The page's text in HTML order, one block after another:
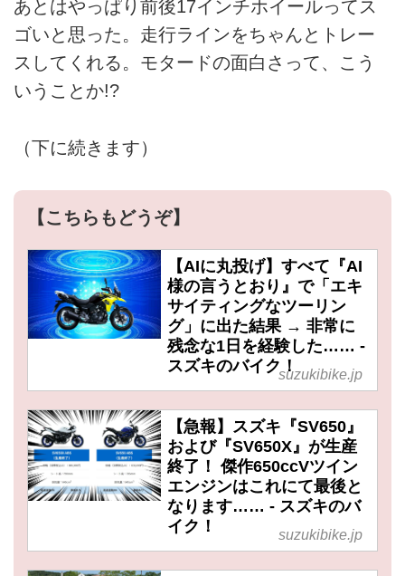
あとはやっぱり前後17インチホイールってス
ゴいと思った。走行ラインをちゃんとトレー
スしてくれる。モタードの面白さって、こう
いうことか!?
（下に続きます）
【こちらもどうぞ】
【AIに丸投げ】すべて『AI
様の言うとおり』で「エキ
サイティングなツーリン
グ」に出た結果 → 非常に
残念な1日を経験した…… -
スズキのバイク！suzukibike.jp
【急報】スズキ『SV650』
および『SV650X』が生産
終了！ 傑作650ccVツイン
エンジンはこれにて最後と
なります…… - スズキのバ
イク！
suzukibike.jp